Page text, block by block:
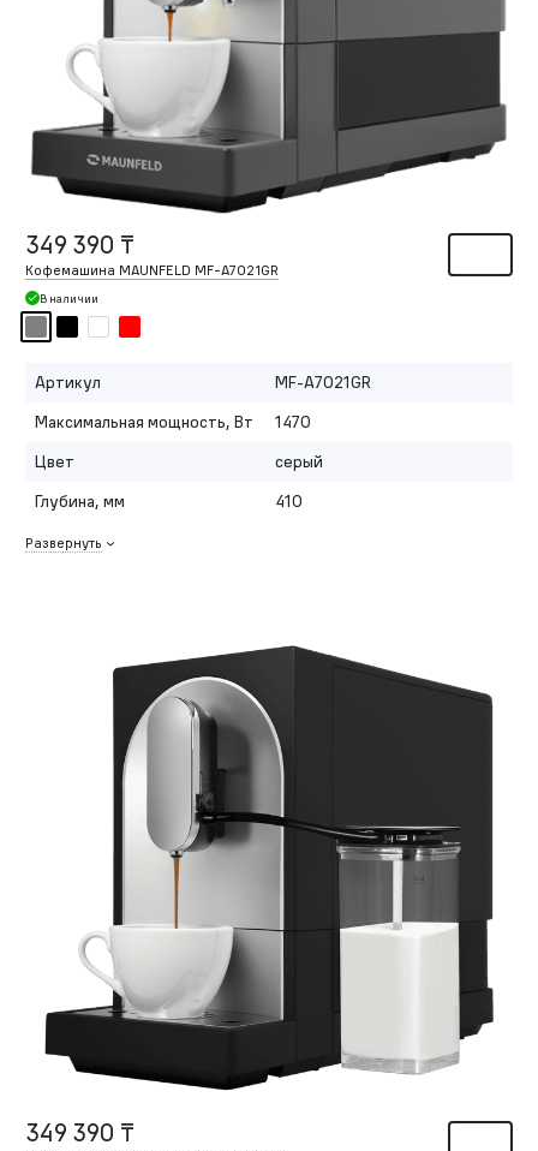
349 390 ₸
Кофемашина MAUNFELD MF-A7021GR
В наличии
Артикул
MF-A7021GR
Максимальная мощность, Вт
1470
Цвет
серый
Глубина, мм
410
Развернуть
349 390 ₸